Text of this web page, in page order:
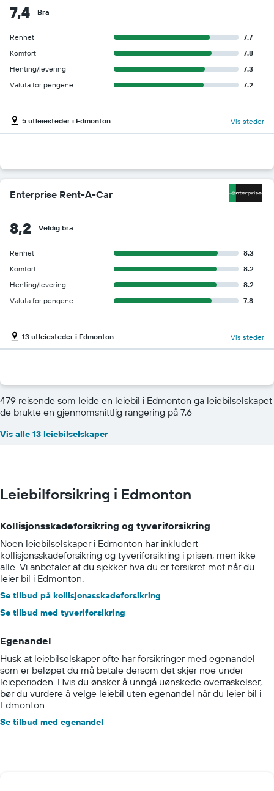
7,4 Bra
Renhet
7.7
Komfort
7.8
Henting/levering
7.3
Valuta for pengene
7.2
5 utleiesteder i Edmonton Vis steder
Enterprise Rent-A-Car
8,2 Veldig bra
Renhet
8.3
Komfort
8.2
Henting/levering
8.2
Valuta for pengene
7.8
13 utleiesteder i Edmonton Vis steder
479 reisende som leide en leiebil i Edmonton ga leiebilselskapet
de brukte en gjennomsnittlig rangering på 7,6
Vis alle 13 leiebilselskaper
Leiebilforsikring i Edmonton
Kollisjonsskadeforsikring og tyveriforsikring
Noen leiebilselskaper i Edmonton har inkludert
kollisjonsskadeforsikring og tyveriforsikring i prisen, men ikke
alle. Vi anbefaler at du sjekker hva du er forsikret mot når du
leier bil i Edmonton.
Se tilbud på kollisjonasskadeforsikring
Se tilbud med tyveriforsikring
Egenandel
Husk at leiebilselskaper ofte har forsikringer med egenandel
som er beløpet du må betale dersom det skjer noe under
leieperioden. Hvis du ønsker å unngå uønskede overraskelser,
bør du vurdere å velge leiebil uten egenandel når du leier bil i
Edmonton.
Se tilbud med egenandel